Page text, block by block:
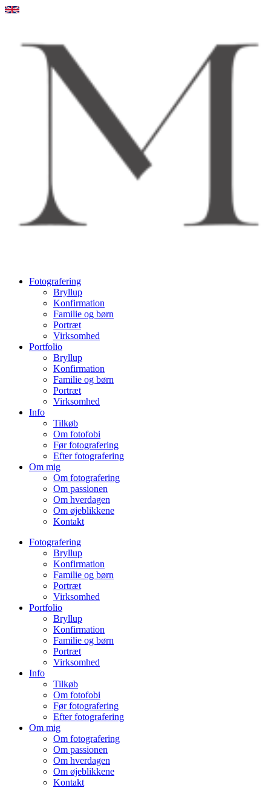
Videre
Fotografering
Bryllup
Konfirmation
Familie og børn
Portræt
Virksomhed
Portfolio
Bryllup
Konfirmation
Familie og børn
Portræt
Virksomhed
Info
Tilkøb
Om fotofobi
Før fotografering
Efter fotografering
Om mig
Om fotografering
Om passionen
Om hverdagen
Om øjeblikkene
Kontakt
Fotografering
Bryllup
Konfirmation
Familie og børn
Portræt
Virksomhed
Portfolio
Bryllup
Konfirmation
Familie og børn
Portræt
Virksomhed
Info
Tilkøb
Om fotofobi
Før fotografering
Efter fotografering
Om mig
Om fotografering
Om passionen
Om hverdagen
Om øjeblikkene
Kontakt